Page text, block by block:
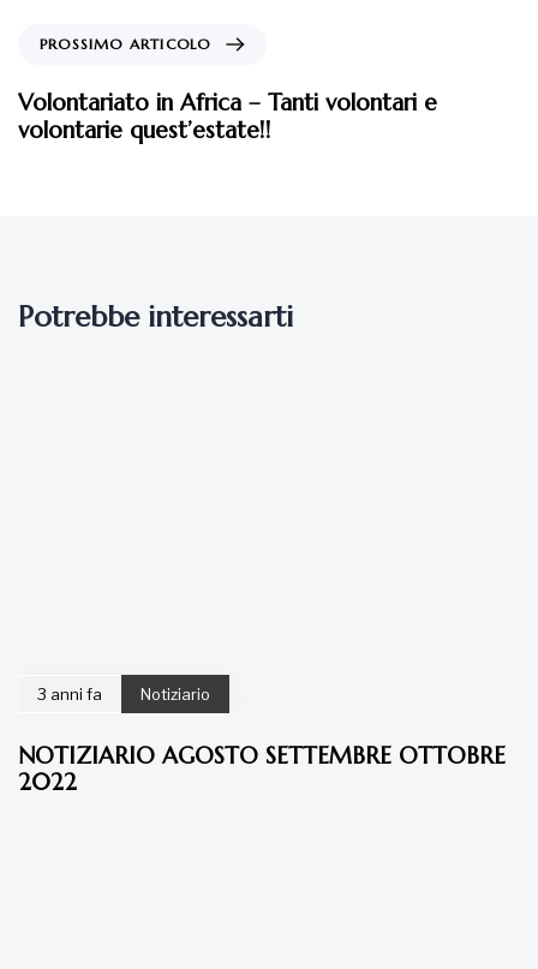
PROSSIMO ARTICOLO
Volontariato in Africa – Tanti volontari e
volontarie quest’estate!!
Potrebbe interessarti
3 anni fa Notiziario
NOTIZIARIO AGOSTO SETTEMBRE OTTOBRE
2022